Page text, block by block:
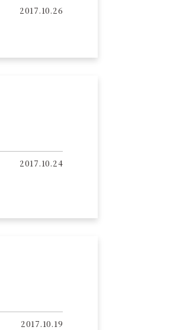
2017.10.26
2017.10.24
2017.10.19